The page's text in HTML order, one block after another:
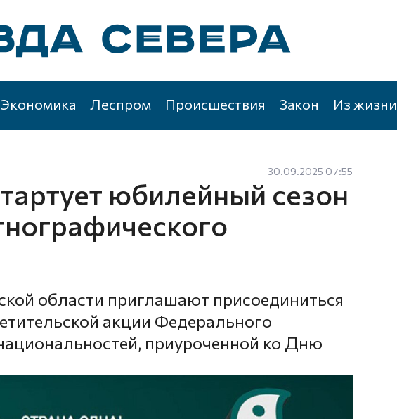
Экономика Леспром Происшествия Закон Из жизни
30.09.2025 07:55
юбилейный сезон
области приглашают присоединиться
акции Федерального
приуроченной ко Дню